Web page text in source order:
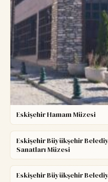
Eskişehir Hamam Müzesi
Eskişehir Büyükşehir
Sanatları Müzesi
Eskişehir Büyükşehir